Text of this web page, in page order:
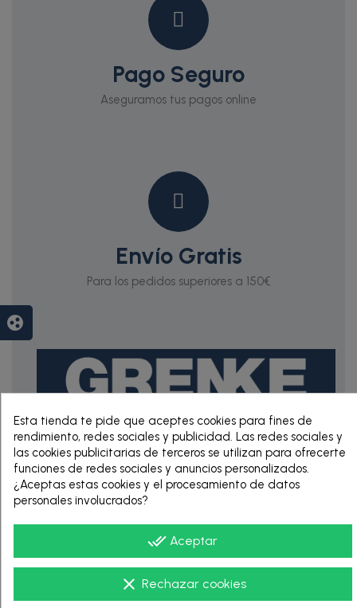
Pago Seguro
Aseguramos tus pagos online
Envío Gratis
Para los pedidos superiores a 150€
RENTING DE 12
HASTA 60 MESES
Esta tienda te pide que aceptes cookies para fines de
rendimiento, redes sociales y publicidad. Las redes sociales y
las cookies publicitarias de terceros se utilizan para ofrecerte
funciones de redes sociales y anuncios personalizados.
¿Aceptas estas cookies y el procesamiento de datos
personales involucrados?
done_all Aceptar
clear Rechazar cookies
group_work